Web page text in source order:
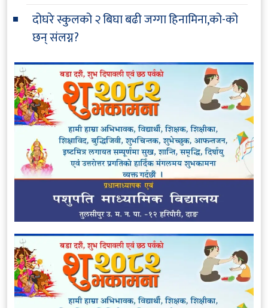
दोघरे स्कुलको २ बिघा बढी जग्गा हिनामिना,को-को
छन् संलग्न?